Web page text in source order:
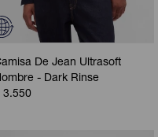
De Jean Ultrasoft
- Dark Rinse
3.550